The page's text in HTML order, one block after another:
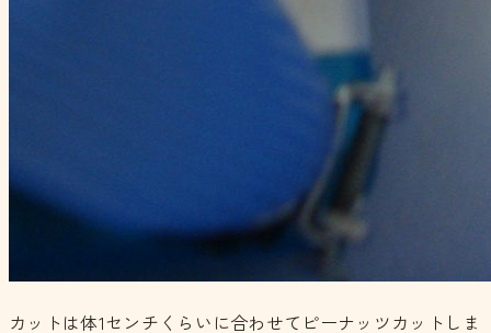
カットは体1センチくらいに合わせてピーナッツカットしま